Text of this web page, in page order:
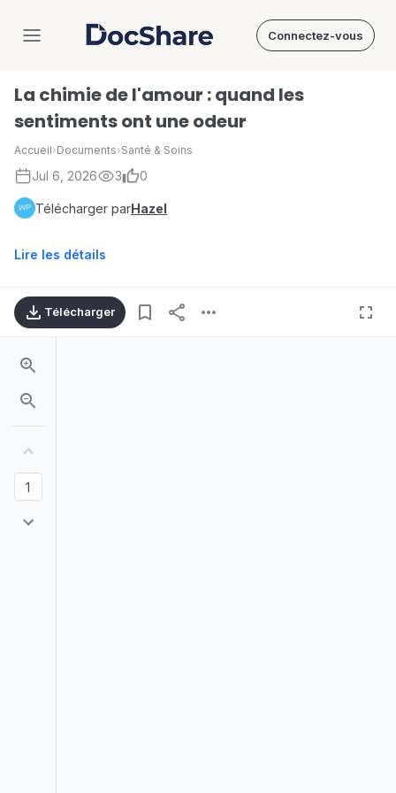
DocShare Connectez-vous
La chimie de l'amour : quand les
sentiments ont une odeur
Accueil›Documents›Santé & Soins
Jul 6, 2026 3 0
Télécharger parHazel
Lire les détails
Télécharger